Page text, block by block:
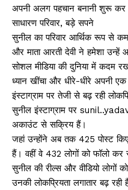
अपनी अलग पहचान बनानी शुरू कर
साधारण परिवार, बड़े सपने
सुनील का परिवार आर्थिक रूप से
और माता आरती देवी ने हमेशा
सोशल मीडिया की दुनिया में
ध्यान खींचा और धीरे-धीरे अपनी
इंस्टाग्राम पर तेजी से बढ़ रही
सुनील इंस्टाग्राम पर
अकाउंट से सक्रिय हैं।
जहां उन्होंने अब तक 425 पोस्ट
हैं। वहीं वे 432 लोगों को फॉलो कर
सुनील की रील्स और वीडियो
उनकी लोकप्रियता लगातार बढ़ रही